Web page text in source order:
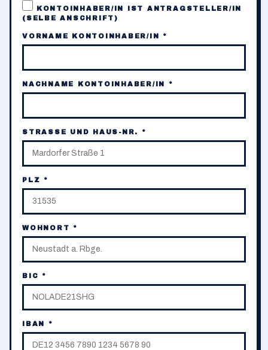
KONTOINHABER/IN IST ANTRAGSTELLER/IN
(SELBE ANSCHRIFT)
VORNAME KONTOINHABER/IN *
NACHNAME KONTOINHABER/IN *
STRASSE UND HAUS-NR. *
PLZ *
WOHNORT *
BIC *
IBAN *